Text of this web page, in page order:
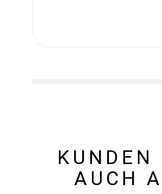
KUNDEN
AUCH